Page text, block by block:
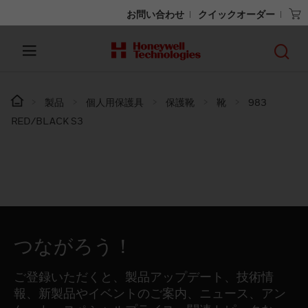
お問い合わせ クイックオーダー
製品 個人用保護具 保護靴 靴
983
RED/BLACK S3
つながろう！
ご登録いただくと、製品アップデート、技術情
報、新製品やイベントのご案内、ニュース、アン